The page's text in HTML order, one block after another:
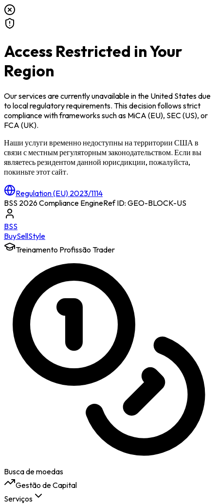
Access Restricted in Your
Region
Our services are currently unavailable inthe United Statesdue
to local regulatory requirements. This decision follows strict
compliance with frameworks such as MiCA (EU), SEC (US), or
FCA (UK).
Наши услуги временно недоступны на территории США в
связи с местным регуляторным законодательством. Если вы
являетесь резидентом данной юрисдикции, пожалуйста,
покиньте этот сайт.
Regulation (EU) 2023/1114
BSS 2026 Compliance EngineRef ID: GEO-BLOCK-US
BSS
BuySellStyle
Treinamento Profissão Trader
Busca de moedas
Gestão de Capital
Serviços